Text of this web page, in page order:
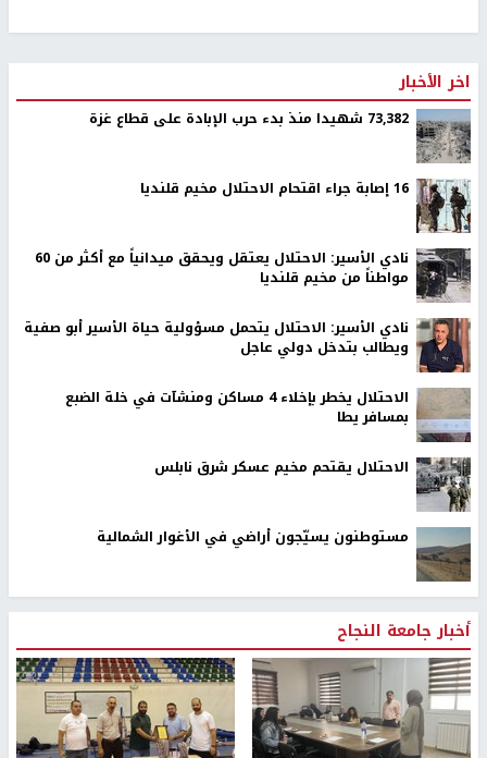
اخر الأخبار
73,382 شهيدا منذ بدء حرب الإبادة على قطاع غزة
16 إصابة جراء اقتحام الاحتلال مخيم قلنديا
نادي الأسير: الاحتلال يعتقل ويحقق ميدانياً مع أكثر من 60
مواطناً من مخيم قلنديا
نادي الأسير: الاحتلال يتحمل مسؤولية حياة الأسير أبو صفية
ويطالب بتدخل دولي عاجل
الاحتلال يخطر بإخلاء 4 مساكن ومنشآت في خلة الضبع
بمسافر يطا
الاحتلال يقتحم مخيم عسكر شرق نابلس
مستوطنون يسيّجون أراضي في الأغوار الشمالية
أخبار جامعة النجاح